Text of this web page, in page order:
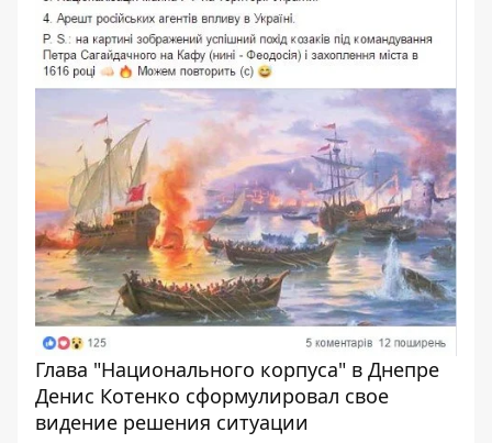
Глава "Национального корпуса" в Днепре
Денис Котенко сформулировал свое
видение решения ситуации